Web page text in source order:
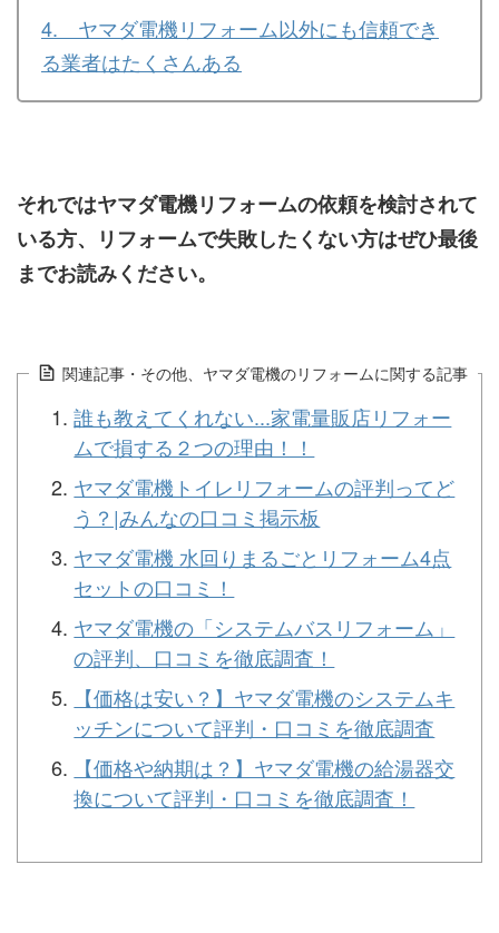
4. ヤマダ電機リフォーム以外にも信頼でき
る業者はたくさんある
それではヤマダ電機リフォームの依頼を検討されて
いる方、リフォームで失敗したくない方はぜひ最後
までお読みください。
関連記事・その他、ヤマダ電機のリフォームに関する記事
誰も教えてくれない...家電量販店リフォー
ムで損する２つの理由！！
ヤマダ電機トイレリフォームの評判ってど
う？|みんなの口コミ掲示板
ヤマダ電機 水回りまるごとリフォーム4点
セットの口コミ！
ヤマダ電機の「システムバスリフォーム」
の評判、口コミを徹底調査！
【価格は安い？】ヤマダ電機のシステムキ
ッチンについて評判・口コミを徹底調査
【価格や納期は？】ヤマダ電機の給湯器交
換について評判・口コミを徹底調査！